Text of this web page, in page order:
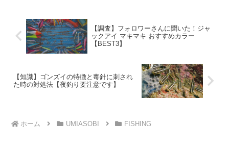
【調査】フォロワーさんに聞いた！ジャ
ックアイ マキマキ おすすめカラー
【BEST3】
【知識】ゴンズイの特徴と毒針に刺され
た時の対処法【夜釣り要注意です】
ホーム UMIASOBI FISHING